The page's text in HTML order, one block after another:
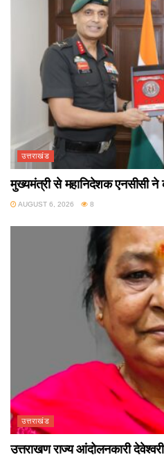
उत्तराखंड
मुख्यमंत्री से महानिदेशक एनसीसी ने
AUGUST 6, 2026 8
उत्तराखंड
उत्तराखण राज्य आंदोलनकारी